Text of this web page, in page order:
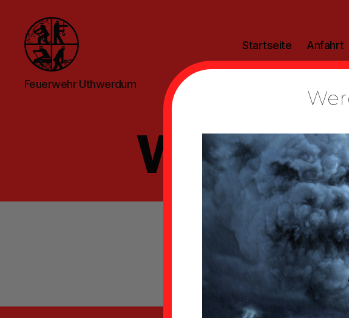
Feuerwehr
Uthwerdum
Feuerwehr Uthwerdum
Startseite Anfahrt
Sie müssen sich
können. Bitte
Mitglied bei uns